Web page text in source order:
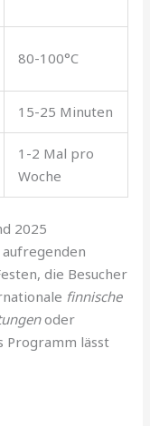
80-100°C
15-25 Minuten
1-2 Mal pro
Woche
2025
die Besucher
finnische
oder
Programm lässt